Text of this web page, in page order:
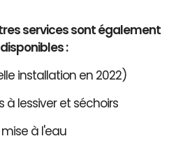
services sont également
disponibles :
installation en 2022)
à lessiver et séchoirs
mise à l'eau